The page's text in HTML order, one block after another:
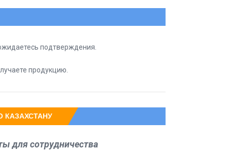
подтверждения.
продукцию.
КАЗАХСТАНУ
для сотрудничества